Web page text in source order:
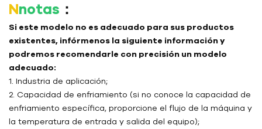
Nnotas ：
Si este modelo no es adecuado para sus productos
existentes, infórmenos la siguiente información y
podremos recomendarle con precisión un modelo
adecuado:
1. Industria de aplicación;
2. Capacidad de enfriamiento (si no conoce la capacidad de
enfriamiento específica, proporcione el flujo de la máquina y
la temperatura de entrada y salida del equipo);